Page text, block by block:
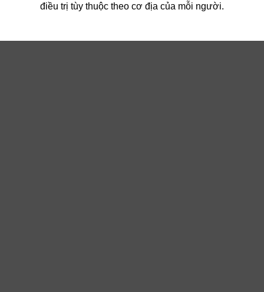
điều trị tùy thuộc theo cơ địa của mỗi người.